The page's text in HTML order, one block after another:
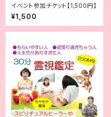
イベント参加チケット【1,500円】
¥1,500